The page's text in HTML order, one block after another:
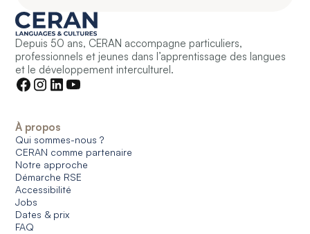
Depuis 50 ans, CERAN accompagne particuliers,
professionnels et jeunes dans l’apprentissage des langues
et le développement interculturel.
À propos
Qui sommes-nous ?
CERAN comme partenaire
Notre approche
Démarche RSE
Accessibilité
Jobs
Dates & prix
FAQ